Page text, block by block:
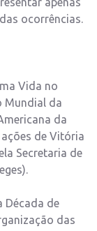
ocorrências.
Vida no
Mundial da
da
de Vitória
Secretaria de
Década de
das